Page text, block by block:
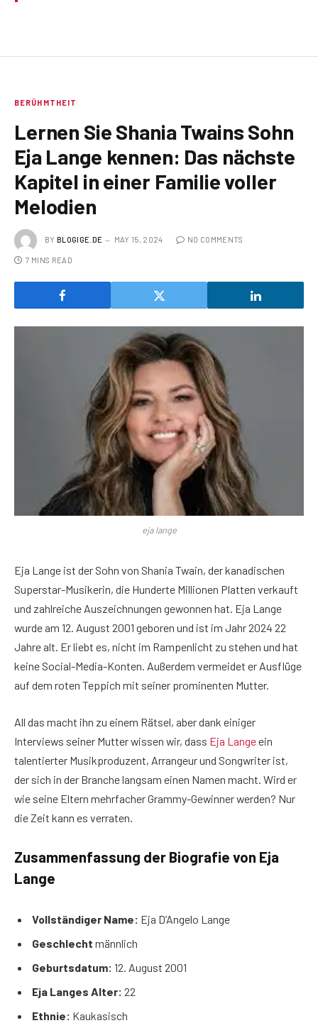
BERÜHMTHEIT
Lernen Sie Shania Twains Sohn
Eja Lange kennen: Das nächste
Kapitel in einer Familie voller
Melodien
BY BLOGIGE.DE MAY 15, 2024 NO COMMENTS
7 MINS READ
eja lange
Eja Lange ist der Sohn von Shania Twain, der kanadischen
Superstar-Musikerin, die Hunderte Millionen Platten verkauft
und zahlreiche Auszeichnungen gewonnen hat. Eja Lange
wurde am 12. August 2001 geboren und ist im Jahr 2024 22
Jahre alt. Er liebt es, nicht im Rampenlicht zu stehen und hat
keine Social-Media-Konten. Außerdem vermeidet er Ausflüge
auf dem roten Teppich mit seiner prominenten Mutter.
All das macht ihn zu einem Rätsel, aber dank einiger
Interviews seiner Mutter wissen wir, dass Eja Langeein
talentierter Musikproduzent, Arrangeur und Songwriter ist,
der sich in der Branche langsam einen Namen macht. Wird er
wie seine Eltern mehrfacher Grammy-Gewinner werden? Nur
die Zeit kann es verraten.
Zusammenfassung der Biografie von Eja
Lange
Vollständiger Name: Eja D’Angelo Lange
Geschlecht männlich
Geburtsdatum: 12. August 2001
Eja Langes Alter: 22
Ethnie: Kaukasisch